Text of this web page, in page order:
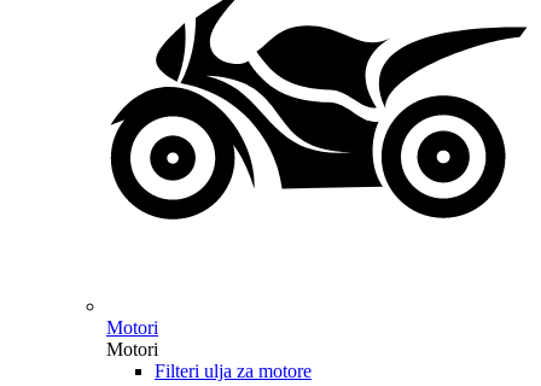
Motori
Motori
Filteri ulja za motore